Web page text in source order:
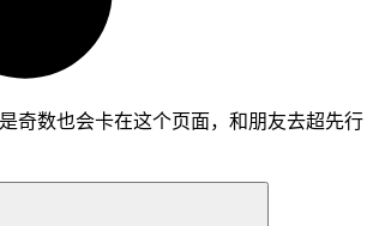
奇数也会卡在这个页面，和朋友去超先行